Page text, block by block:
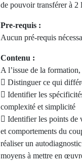
de pouvoir transférer à 2
Pre-requis :
Aucun pré-requis
Contenu :
A l’issue de la
 Distinguer ce qui
 Identifier les
complexité et simplicité
 Identifier les points de
et comportements du
réaliser un
moyens à mettre en